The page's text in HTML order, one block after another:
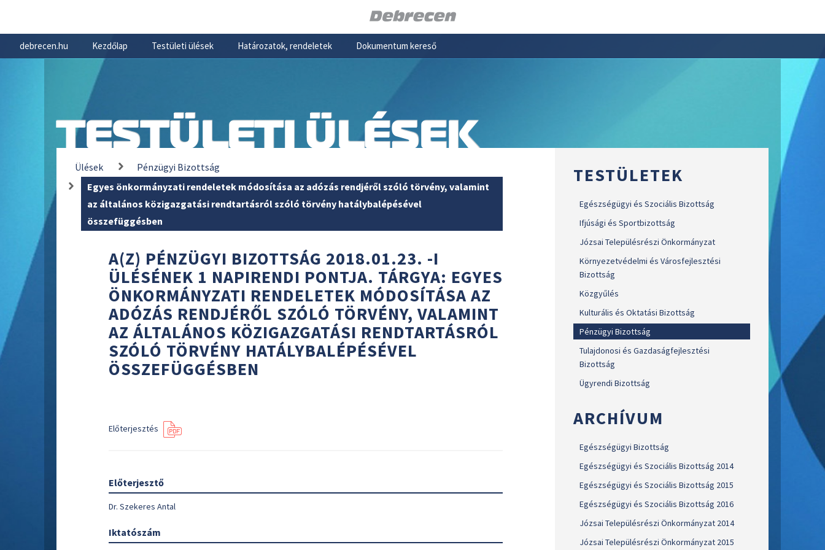
debrecen.hu Kezdőlap Testületi ülések Határozatok, rendeletek Dokumentum kereső
TESTÜLETI ÜLÉSEK
Ülések
Pénzügyi Bizottság
Egyes önkormányzati rendeletek módosítása az adózás rendjéről szóló törvény, valamint
az általános közigazgatási rendtartásról szóló törvény hatálybalépésével
összefüggésben
A(Z) PÉNZÜGYI BIZOTTSÁG 2018.01.23. -I
ÜLÉSÉNEK 1 NAPIRENDI PONTJA. TÁRGYA: EGYES
ÖNKORMÁNYZATI RENDELETEK MÓDOSÍTÁSA AZ
ADÓZÁS RENDJÉRŐL SZÓLÓ TÖRVÉNY, VALAMINT
AZ ÁLTALÁNOS KÖZIGAZGATÁSI RENDTARTÁSRÓL
SZÓLÓ TÖRVÉNY HATÁLYBALÉPÉSÉVEL
ÖSSZEFÜGGÉSBEN
Előterjesztés
Előterjesztő
Dr. Szekeres Antal
Iktatószám
TESTÜLETEK
Egészségügyi és Szociális Bizottság
Ifjúsági és Sportbizottság
Józsai Településrészi Önkormányzat
Környezetvédelmi és Városfejlesztési
Bizottság
Közgyűlés
Kulturális és Oktatási Bizottság
Pénzügyi Bizottság
Tulajdonosi és Gazdaságfejlesztési
Bizottság
Ügyrendi Bizottság
ARCHÍVUM
Egészségügyi Bizottság
Egészségügyi és Szociális Bizottság 2014
Egészségügyi és Szociális Bizottság 2015
Egészségügyi és Szociális Bizottság 2016
Józsai Településrészi Önkormányzat 2014
Józsai Településrészi Önkormányzat 2015